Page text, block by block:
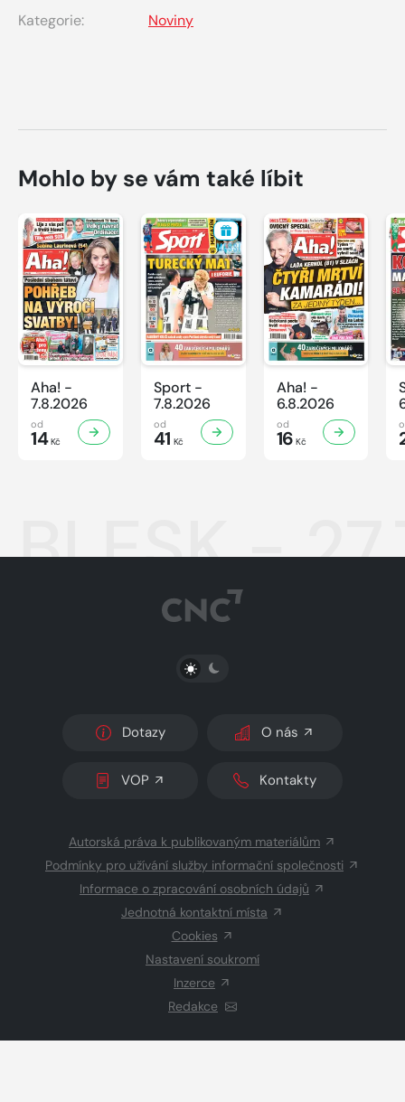
Kategorie:
Noviny
Mohlo by se vám také líbit
Aha! -
7.8.2026
od
14Kč
Sport -
7.8.2026
od
41 Kč
Aha! -
6.8.2026
od
16 Kč
BLESK -
PŘEPNOUT SVĚTLÝ/TMAVÝ REŽIM
Dotazy O nás
VOP Kontakty
Autorská práva k publikovaným materiálům
Podmínky pro užívání služby informační společnosti
Informace o zpracování osobních údajů
Jednotná kontaktní místa
Cookies
Nastavení soukromí
Inzerce
Redakce